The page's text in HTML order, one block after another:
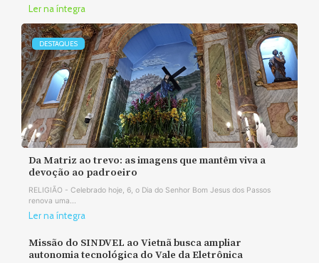
Ler na íntegra
DESTAQUES
Da Matriz ao trevo: as imagens que mantêm viva a
devoção ao padroeiro
RELIGIÃO - Celebrado hoje, 6, o Dia do Senhor Bom Jesus dos Passos
renova uma...
Ler na íntegra
Missão do SINDVEL ao Vietnã busca ampliar
autonomia tecnológica do Vale da Eletrônica